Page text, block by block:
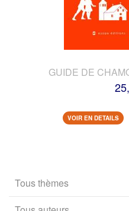
GUIDE DE
VOIR EN DETAILS